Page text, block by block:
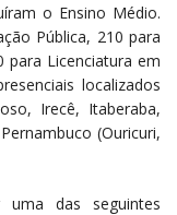
o Ensino Médio.
Pública, 210 para
para Licenciatura em
localizados
Irecê, Itaberaba,
(Ouricuri,
uma das seguintes